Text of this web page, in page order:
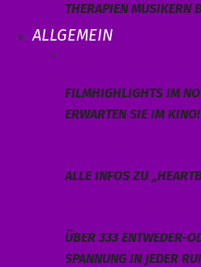
THERAPIEN MUSIKERN
ALLGEMEIN
FILMHIGHLIGHTS IM
ERWARTEN SIE IM KINO!
ALLE INFOS ZU
ÜBER 333 ENTWEDER-
PANNUNG IN JEDER